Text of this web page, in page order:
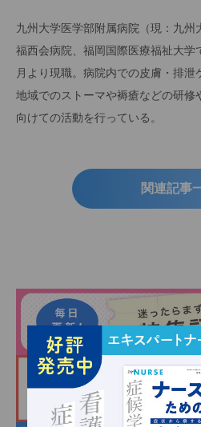
九州大学医学部附属病院（現：九州
福西会病院、福岡国際医療福祉大学
月より現職。病院内での皮膚・排泄
地域でのストーマや褥瘡などの研修
向けての活動を行っている。
関連記事